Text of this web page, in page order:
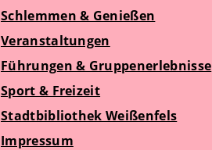
Schlemmen & Genießen
Veranstaltungen
Führungen & Gruppenerlebnisse
Sport & Freizeit
Stadtbibliothek Weißenfels
Impressum